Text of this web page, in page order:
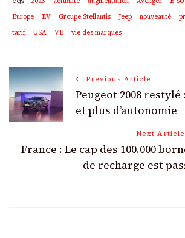
Europe
EV Groupe Stellantis Jeep nouveauté
tarif
USA VE vie des marques
Post
Navigation
Previous Article
Peugeot 2008 restylé
et plus d’autonomie
Next Article
France : Le cap des 100.000
de recharge est